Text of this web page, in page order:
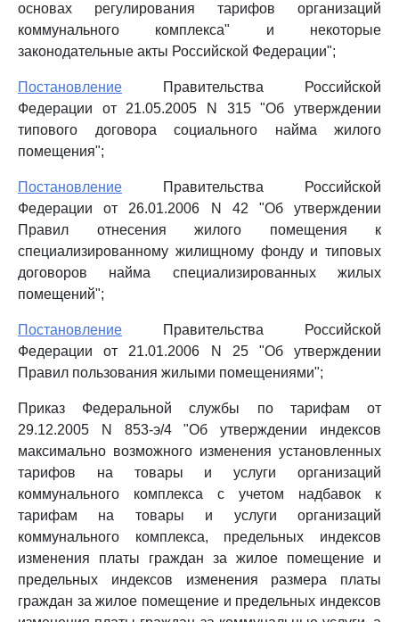
основах регулирования тарифов организаций
коммунального комплекса" и некоторые
законодательные акты Российской Федерации";
Постановление Правительства Российской
Федерации от 21.05.2005 N 315 "Об утверждении
типового договора социального найма жилого
помещения";
Постановление Правительства Российской
Федерации от 26.01.2006 N 42 "Об утверждении
Правил отнесения жилого помещения к
специализированному жилищному фонду и типовых
договоров найма специализированных жилых
помещений";
Постановление Правительства Российской
Федерации от 21.01.2006 N 25 "Об утверждении
Правил пользования жилыми помещениями";
Приказ Федеральной службы по тарифам от
29.12.2005 N 853-э/4 "Об утверждении индексов
максимально возможного изменения установленных
тарифов на товары и услуги организаций
коммунального комплекса с учетом надбавок к
тарифам на товары и услуги организаций
коммунального комплекса, предельных индексов
изменения платы граждан за жилое помещение и
предельных индексов изменения размера платы
граждан за жилое помещение и предельных индексов